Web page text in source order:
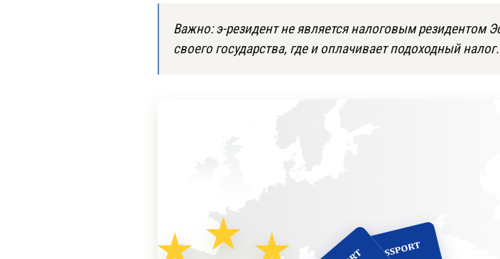
Важно: э-резидент не является налоговым резидентом
своего государства, где и оплачивает подоходный налог.